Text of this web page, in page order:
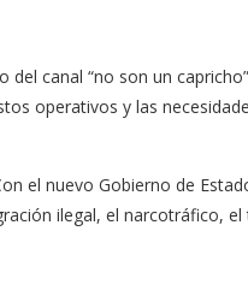
canal “no son un
operativos y las
el nuevo Gobierno de
ilegal, el narcotráfico,